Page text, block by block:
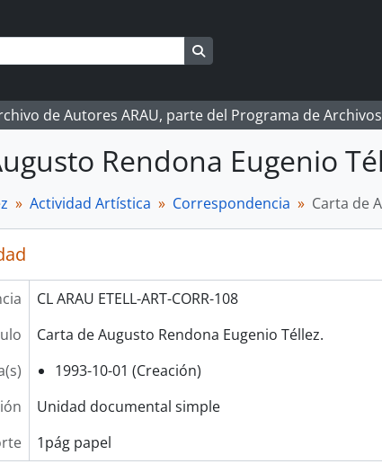
de Autores ARAU, parte del Programa de
Rendona Eugenio
Actividad Artística Correspondencia Carta de
CL ARAU ETELL-ART-CORR-108
Carta de Augusto Rendona Eugenio Téllez.
1993-10-01 (Creación)
Unidad documental simple
1pág papel